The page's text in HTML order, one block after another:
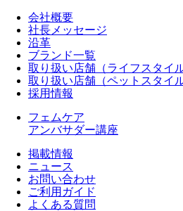
会社概要
社長メッセージ
沿革
ブランド一覧
取り扱い店舗（ライフスタイル
取り扱い店舗（ペットスタイル
採用情報
フェムケア
アンバサダー講座
掲載情報
ニュース
お問い合わせ
ご利用ガイド
よくある質問